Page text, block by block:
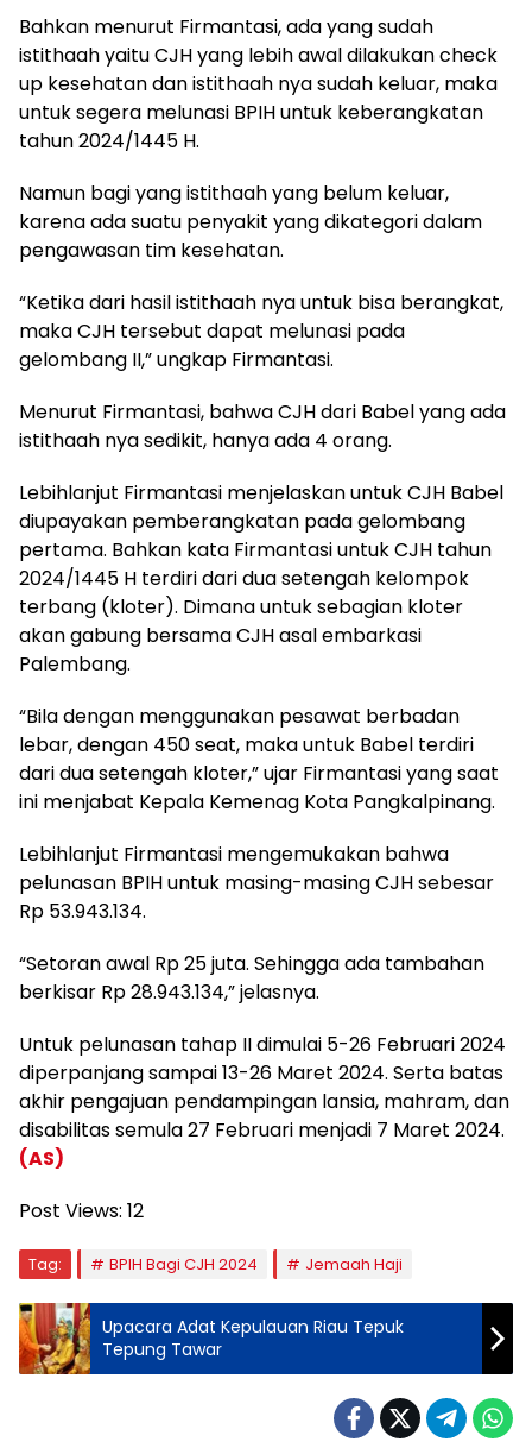
Bahkan menurut Firmantasi, ada yang sudah
istithaah yaitu CJH yang lebih awal dilakukan check
up kesehatan dan istithaah nya sudah keluar, maka
untuk segera melunasi BPIH untuk keberangkatan
tahun 2024/1445 H.
Namun bagi yang istithaah yang belum keluar,
karena ada suatu penyakit yang dikategori dalam
pengawasan tim kesehatan.
“Ketika dari hasil istithaah nya untuk bisa berangkat,
maka CJH tersebut dapat melunasi pada
gelombang II,” ungkap Firmantasi.
Menurut Firmantasi, bahwa CJH dari Babel yang ada
istithaah nya sedikit, hanya ada 4 orang.
Lebihlanjut Firmantasi menjelaskan untuk CJH Babel
diupayakan pemberangkatan pada gelombang
pertama. Bahkan kata Firmantasi untuk CJH tahun
2024/1445 H terdiri dari dua setengah kelompok
terbang (kloter). Dimana untuk sebagian kloter
akan gabung bersama CJH asal embarkasi
Palembang.
“Bila dengan menggunakan pesawat berbadan
lebar, dengan 450 seat, maka untuk Babel terdiri
dari dua setengah kloter,” ujar Firmantasi yang saat
ini menjabat Kepala Kemenag Kota Pangkalpinang.
Lebihlanjut Firmantasi mengemukakan bahwa
pelunasan BPIH untuk masing-masing CJH sebesar
Rp 53.943.134.
“Setoran awal Rp 25 juta. Sehingga ada tambahan
berkisar Rp 28.943.134,” jelasnya.
Untuk pelunasan tahap II dimulai 5-26 Februari 2024
diperpanjang sampai 13-26 Maret 2024. Serta batas
akhir pengajuan pendampingan lansia, mahram, dan
disabilitas semula 27 Februari menjadi 7 Maret 2024.
(AS)
Post Views: 12
Tag: BPIH Bagi CJH 2024 Jemaah Haji
Upacara Adat Kepulauan Riau Tepuk
Tepung Tawar